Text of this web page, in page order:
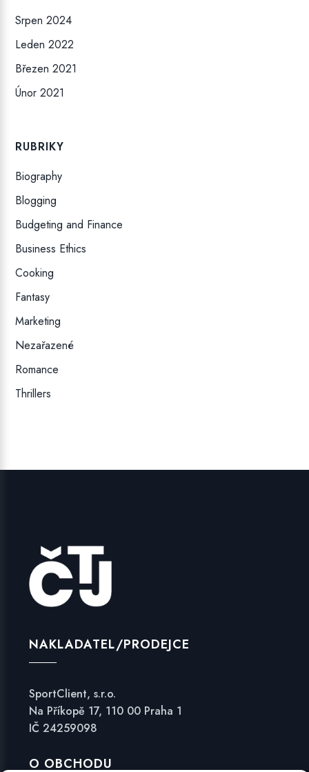
Srpen 2024
Leden 2022
Březen 2021
Únor 2021
RUBRIKY
Biography
Blogging
Budgeting and Finance
Business Ethics
Cooking
Fantasy
Marketing
Nezařazené
Romance
Thrillers
NAKLADATEL/PRODEJCE
SportClient, s.r.o.
Na Příkopě 17, 110 00 Praha 1
IČ 24259098
O OBCHODU